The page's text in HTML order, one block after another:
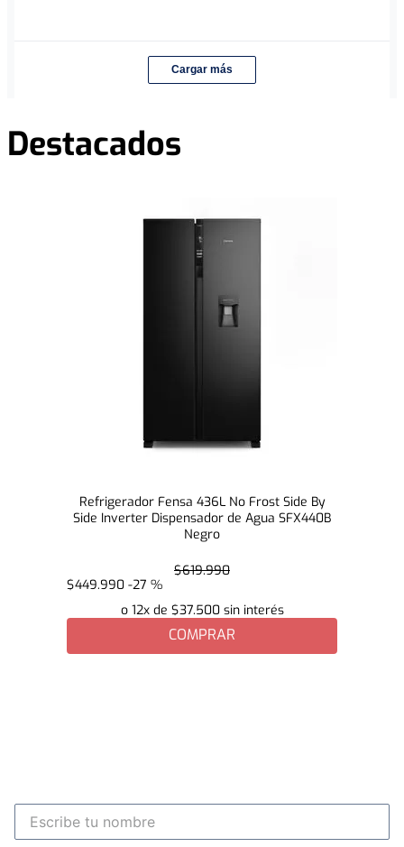
Cargar más
Destacados
Refrigerador Fensa 436L No Frost Side By
Side Inverter Dispensador de Agua SFX440B
Negro
$619.990
$449.990 -27 %
o 12x de $37.500 sin interés
COMPRAR